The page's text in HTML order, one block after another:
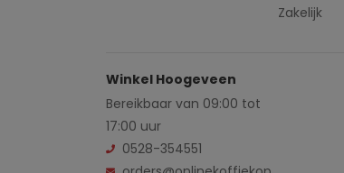
Zakelijk
Winkel Hoogeveen
Bereikbaar van 09:00 tot
17:00 uur
0528-354551